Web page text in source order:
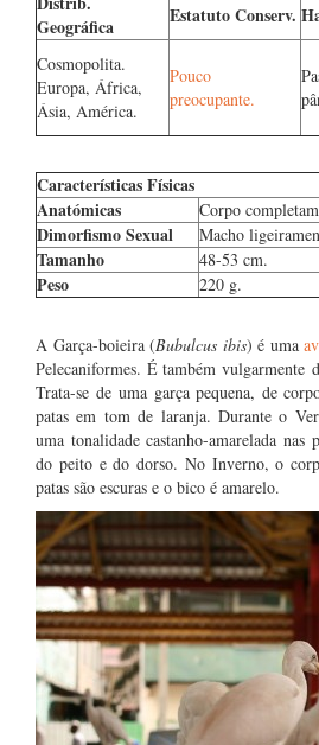
Geográfica
Estatuto Conserv.
Cosmopolita.
Europa, África,
Ásia, América.
Pouco
preocupante.
Características Físicas
Anatómicas
Corpo
Dimorfismo Sexual Macho
Tamanho 48-53 cm.
Peso 220 g.
A Garça-boieira (Bubulcus ibis) é uma
Pelecaniformes. É também vulgarmente
Trata-se de uma garça pequena, de
patas em tom de laranja. Durante o
uma tonalidade castanho-amarelada nas
do peito e do dorso. No Inverno, o
patas são escuras e o bico é amarelo.